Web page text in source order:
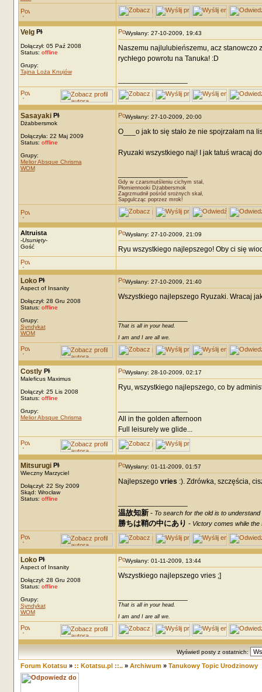
Velg
Dołączył: 05 Paź 2008
Status: offline
Grupy:
Tajna Loża Knujów
Wysłany: 27-10-2009, 19:43
Naszemu najlulubieńszemu, acz stanowczo
rychłego powrotu na Tanuka! :D
Sasayaki
Dżabbersmok
Dołączyła: 22 Maj 2009
Status: offline
Grupy:
Melior Absque Chrisma
WOM
Wysłany: 27-10-2009, 20:00
O___o jak to się stało że nie spojrzałam na
Ryuzaki wszystkiego naj! I jak tatuś wracaj
Gdy w czarsmutśleniu cichym stał,
Płomiennooki Dżabbersmok
Zagrzmudnił pośród srożnych skał,
Sapgulcząc poprzez mrok!
Altruista
-Usunięty-
Gość
Wysłany: 27-10-2009, 21:09
Ryu wszystkiego najlepszego! Oby ci się
Loko
Aspect of Insanity
Dołączył: 28 Gru 2008
Status: offline
Grupy:
Syndykat
WOM
Wysłany: 27-10-2009, 21:40
Wszystkiego najlepszego Ryuzaki. Wracaj
That is all in your head.
I am and I are all we.
Costly
Maleficus Maximus
Dołączył: 25 Lis 2008
Status: offline
Grupy:
Melior Absque Chrisma
Wysłany: 28-10-2009, 02:17
Ryu, wszystkiego najlepszego, co by
All in the golden afternoon
Full leisurely we glide...
Mitsurugi
Wieczny Marzyciel
Dołączył: 22 Sty 2009
Skąd: Wrocław
Status: offline
Wysłany: 01-11-2009, 01:57
Najlepszego vries :). Zdrówka, szczęścia,
温故知新- To search for the old is to understand
勝ちは鞘の中にあり - Victory comes while
Loko
Aspect of Insanity
Dołączył: 28 Gru 2008
Status: offline
Grupy:
Syndykat
WOM
Wysłany: 01-11-2009, 13:44
Wszystkiego najlepszego vries ;]
That is all in your head.
I am and I are all we.
Wyświetl posty z ostatnich:
Forum Kotatsu » :: Kotatsu.pl ::..» Archiwum» Tanukowy Topic Urodzinowy